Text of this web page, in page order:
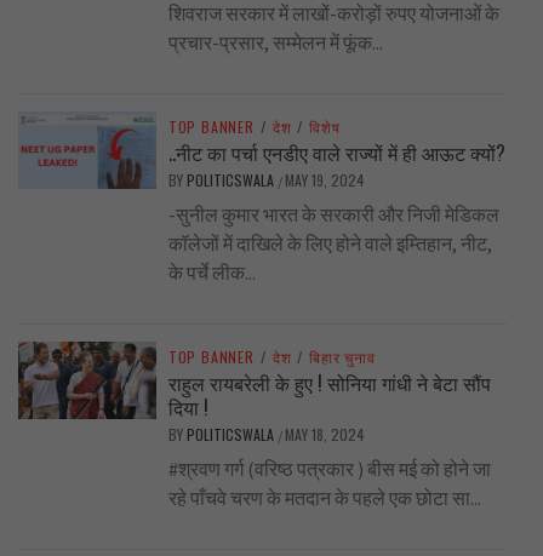
शिवराज सरकार में लाखों-करोड़ों रुपए योजनाओं के
प्रचार-प्रसार, सम्मेलन में फूंक...
TOP BANNER / देश / विशेष
..नीट का पर्चा एनडीए वाले राज्यों में ही आऊट क्यों?
BY POLITICSWALA / MAY 19, 2024
-सुनील कुमार भारत के सरकारी और निजी मेडिकल
कॉलेजों में दाखिले के लिए होने वाले इम्तिहान, नीट,
के पर्चे लीक...
TOP BANNER / देश / बिहार चुनाव
राहुल रायबरेली के हुए ! सोनिया गांधी ने बेटा सौंप
दिया !
BY POLITICSWALA / MAY 18, 2024
#श्रवण गर्ग (वरिष्ठ पत्रकार ) बीस मई को होने जा
रहे पाँचवे चरण के मतदान के पहले एक छोटा सा...